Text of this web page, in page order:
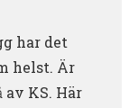
har det
helst. Är
KS. Här